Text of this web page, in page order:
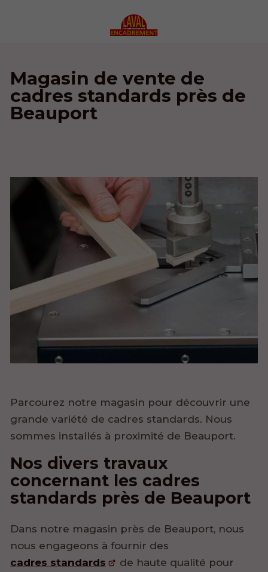
Magasin de vente de
cadres standards près de
Beauport
Parcourez notre magasin pour découvrir une
grande variété de cadres standards. Nous
sommes installés à proximité de Beauport.
Nos divers travaux
concernant les cadres
standards près de Beauport
Dans notre magasin près de Beauport, nous
nous engageons à fournir des
cadres standards
de haute qualité pour